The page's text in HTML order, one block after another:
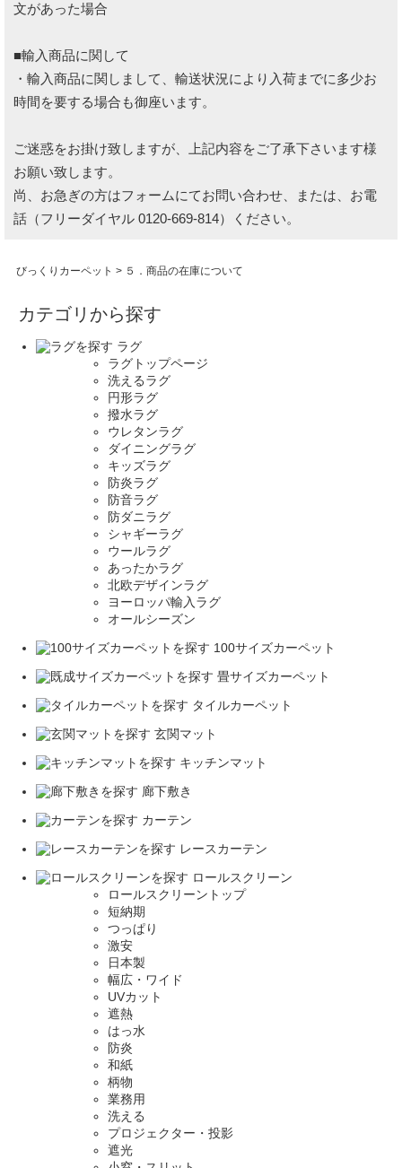
文があった場合
■輸入商品に関して
・輸入商品に関しまして、輸送状況により入荷までに多少お
時間を要する場合も御座います。
ご迷惑をお掛け致しますが、上記内容をご了承下さいます様
お願い致します。
尚、お急ぎの方はフォームにてお問い合わせ、
または、お電
話（フリーダイヤル 0120-669-814）ください。
びっくりカーペット > ５．商品の在庫について
カテゴリから探す
ラグ
ラグトップページ
洗えるラグ
円形ラグ
撥水ラグ
ウレタンラグ
ダイニングラグ
キッズラグ
防炎ラグ
防音ラグ
防ダニラグ
シャギーラグ
ウールラグ
あったかラグ
北欧デザインラグ
ヨーロッパ輸入ラグ
オールシーズン
100サイズカーペット
畳サイズカーペット
タイルカーペット
玄関マット
キッチンマット
廊下敷き
カーテン
レースカーテン
ロールスクリーン
ロールスクリーントップ
短納期
つっぱり
激安
日本製
幅広・ワイド
UVカット
遮熱
はっ水
防炎
和紙
柄物
業務用
洗える
プロジェクター・投影
遮光